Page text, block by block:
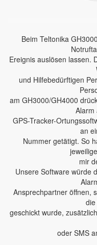
Beim Teltonika
Ereignis auslösen lassen.
und Hilfebedürftigen
am GH3000/GH4000
Alarm
GPS-Tracker-
an
Nummer getätigt. So
mir
Unsere Software würde
Ansprechpartner öffnen,
geschickt wurde,
oder SMS